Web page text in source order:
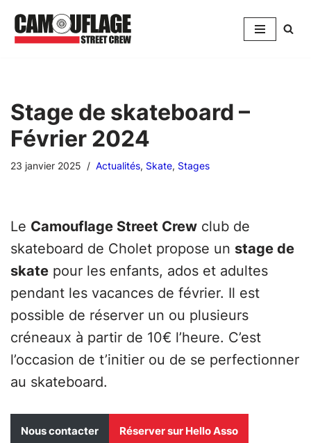
Aller
Stage de skateboard –
Février 2024
23 janvier 2025 Actualités, Skate, Stages
Le Camouflage Street Crew club de
skateboard de Cholet propose un stage de
skate pour les enfants, ados et adultes
pendant les vacances de février. Il est
possible de réserver un ou plusieurs
créneaux à partir de 10€ l’heure. C’est
l’occasion de t’initier ou de se perfectionner
au skateboard.
Nous contacter Réserver sur Hello Asso